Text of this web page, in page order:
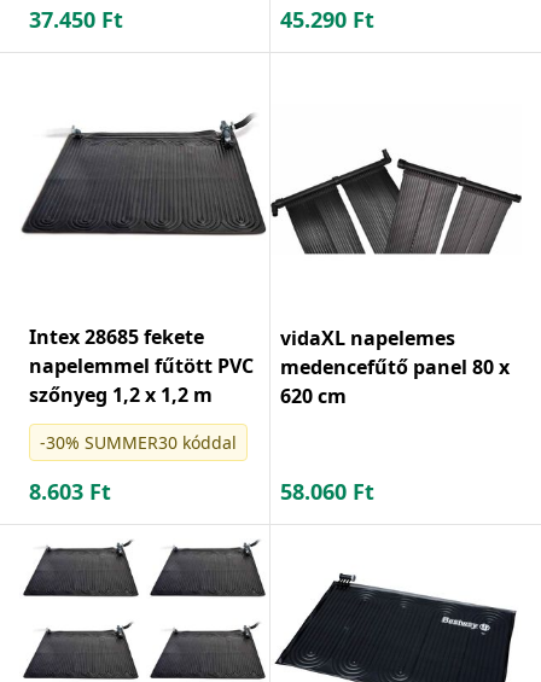
37.450 Ft 45.290 Ft
Intex 28685 fekete
napelemmel fűtött PVC
szőnyeg 1,2 x 1,2 m
-30% SUMMER30 kóddal
8.603 Ft
vidaXL napelemes
medencefűtő panel 80 x
620 cm
58.060 Ft